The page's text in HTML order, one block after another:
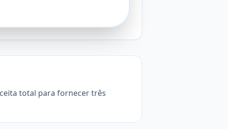
total para fornecer três